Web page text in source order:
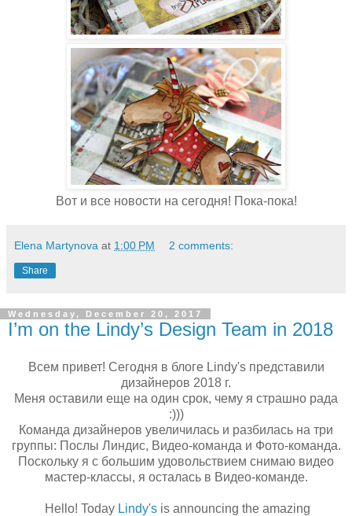
Вот и все новости на сегодня! Пока-пока!
Elena Martynova at 1:00 PM 2 comments:
Share
Wednesday, December 20, 2017
I’m on the Lindy’s Design Team in 2018
Всем привет! Сегодня в блоге Lindy's представили
дизайнеров 2018 г.
Меня оставили еще на один срок, чему я страшно рада
:)))
Команда дизайнеров увеличилась и разбилась на три
группы: Послы Линдис, Видео-команда и Фото-команда.
Поскольку я с большим удовольствием снимаю видео
мастер-классы, я осталась в Видео-команде.
Hello! Today Lindy's is announcing the amazing